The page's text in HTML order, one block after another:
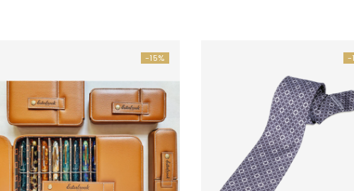
-15% -